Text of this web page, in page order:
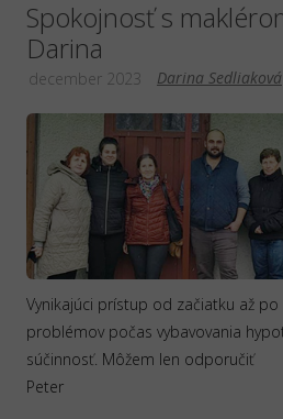
Spokojnosť s
Darina
Darina Sedliaková
december 2023
Vynikajúci prístup od začiatku až po
problémov počas vybavovania
súčinnosť. Môžem len odporučiť
Peter